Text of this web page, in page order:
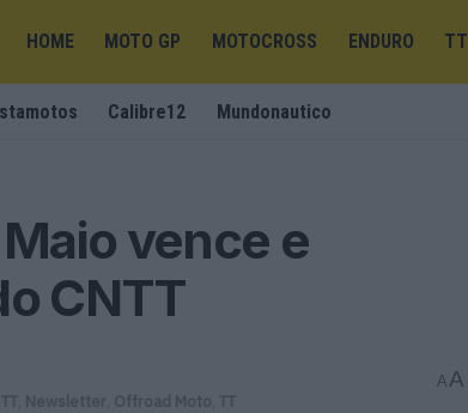
HOME MOTO GP MOTOCROSS ENDURO TT
Calibre12 Mundonautico
vence e
CNTT
Newsletter Offroad Moto TT
AA